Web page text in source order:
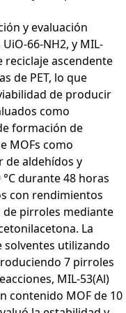
y evaluación
66-NH2, y MIL-
reciclaje ascendente
de PET, lo que
de producir
como
formación de
MOFs como
de aldehídos y
durante 48 horas
con rendimientos
de pirroles mediante
La
solventes utilizando
7 pirroles
MIL-53(Al)
contenido MOF de 10